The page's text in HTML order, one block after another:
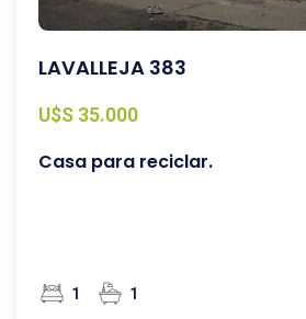
LAVALLEJA 383
U$S 35.000
Casa para reciclar.
1 1